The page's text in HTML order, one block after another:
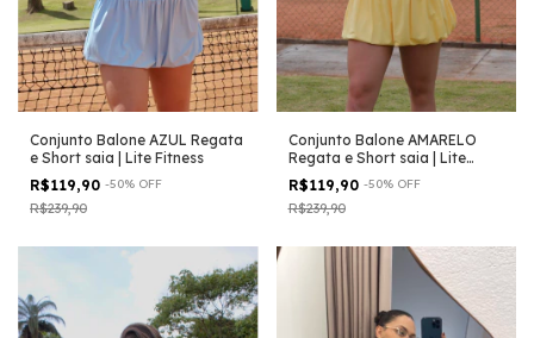
Conjunto Balone AZUL Regata
e Short saia | Lite Fitness
R$119,90 -50% OFF
R$239,90
Conjunto Balone AMARELO
Regata e Short saia | Lite
Fitness
R$119,90 -50% OFF
R$239,90